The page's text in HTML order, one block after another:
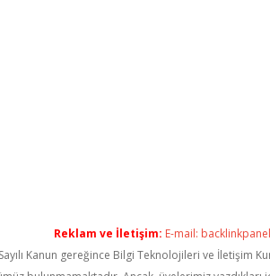
Reklam ve İletişim: E-mail:
Kanun gereğince Bilgi Teknolojileri ve İletişim